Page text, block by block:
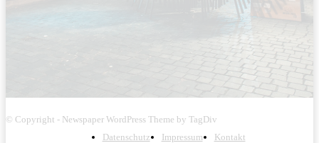
© Copyright - Newspaper WordPress Theme by TagDiv
Datenschutz
Impressum Kontakt